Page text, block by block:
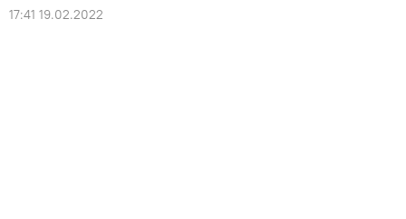
17:41 19.02.2022